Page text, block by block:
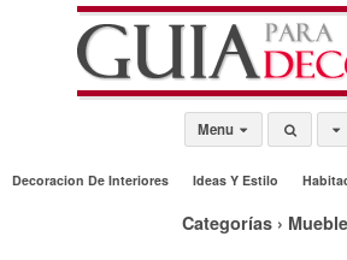
Menu
Decoracion De Interiores Ideas Y Estilo
Categorías ›